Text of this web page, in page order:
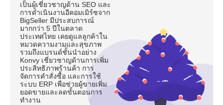
เป็นผู้เชี่ยวชาญด้าน SEO และ
การดำเนินงานอีคอมเมิร์ซจาก
BigSeller มีประสบการณ์
มากกว่า 5 ปีในตลาด
ประเทศไทย เคยดูแลลูกค้าใน
หมวดความงามและสุขภาพ
รวมถึงแบรนด์ชั้นนำอย่าง
Konvy เชี่ยวชาญด้านการเพิ่ม
ประสิทธิภาพร้านค้า การ
จัดการคำสั่งซื้อ และการใช้
ระบบ ERP เพื่อช่วยผู้ขายเพิ่ม
ยอดขายและลดขั้นตอนการ
ทำงาน